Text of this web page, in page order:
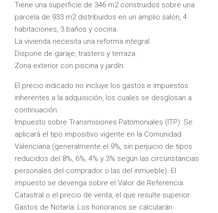
Tiene una superficie de 346 m2 construidos sobre una
parcela de 933 m2 distribuidos en un amplio salón, 4
habitaciones, 3 baños y cocina.
La vivienda necesita una reforma integral.
Dispone de garaje, trastero y terraza.
Zona exterior con piscina y jardín.
El precio indicado no incluye los gastos e impuestos
inherentes a la adquisición, los cuales se desglosan a
continuación:
Impuesto sobre Transmisiones Patrimoniales (ITP): Se
aplicará el tipo impositivo vigente en la Comunidad
Valenciana (generalmente el 9%, sin perjuicio de tipos
reducidos del 8%, 6%, 4% y 3% según las circunstancias
personales del comprador o las del inmueble). El
impuesto se devenga sobre el Valor de Referencia
Catastral o el precio de venta, el que resulte superior.
Gastos de Notaría: Los honorarios se calcularán